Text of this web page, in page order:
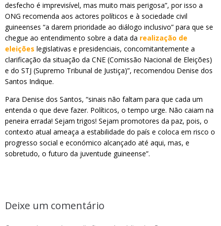
desfecho é imprevisível, mas muito mais perigosa”, por isso a
ONG recomenda aos actores políticos e à sociedade civil
guineenses “a darem prioridade ao diálogo inclusivo” para que se
chegue ao entendimento sobre a data da realização de
eleições legislativas e presidenciais, concomitantemente a
clarificação da situação da CNE (Comissão Nacional de Eleições)
e do STJ (Supremo Tribunal de Justiça)”, recomendou Denise dos
Santos Indique.
Para Denise dos Santos, “sinais não faltam para que cada um
entenda o que deve fazer. Políticos, o tempo urge. Não caiam na
peneira errada! Sejam trigos! Sejam promotores da paz, pois, o
contexto atual ameaça a estabilidade do país e coloca em risco o
progresso social e económico alcançado até aqui, mas, e
sobretudo, o futuro da juventude guineense”.
Deixe um comentário